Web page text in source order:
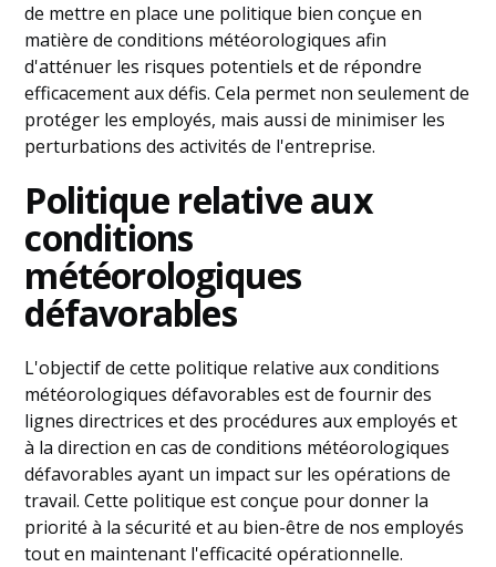
de mettre en place une politique bien conçue en
matière de conditions météorologiques afin
d'atténuer les risques potentiels et de répondre
efficacement aux défis. Cela permet non seulement de
protéger les employés, mais aussi de minimiser les
perturbations des activités de l'entreprise.
Politique relative aux
conditions
météorologiques
défavorables
L'objectif de cette politique relative aux conditions
météorologiques défavorables est de fournir des
lignes directrices et des procédures aux employés et
à la direction en cas de conditions météorologiques
défavorables ayant un impact sur les opérations de
travail. Cette politique est conçue pour donner la
priorité à la sécurité et au bien-être de nos employés
tout en maintenant l'efficacité opérationnelle.